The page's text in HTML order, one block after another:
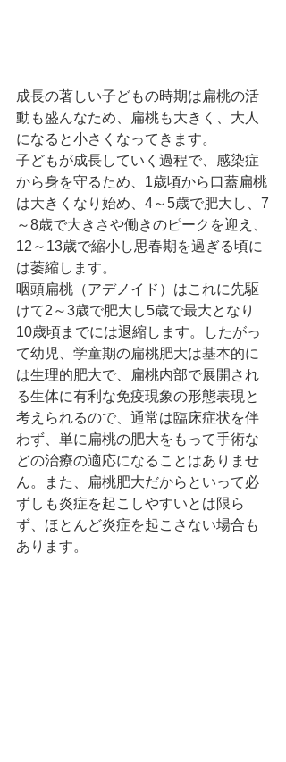
成長の著しい子どもの時期は扁桃の活
動も盛んなため、扁桃も大きく、大人
になると小さくなってきます。
子どもが成長していく過程で、感染症
から身を守るため、1歳頃から口蓋扁桃
は大きくなり始め、4～5歳で肥大し、7
～8歳で大きさや働きのピークを迎え、
12～13歳で縮小し思春期を過ぎる頃に
は萎縮します。
咽頭扁桃（アデノイド）はこれに先駆
けて2～3歳で肥大し5歳で最大となり
10歳頃までには退縮します。したがっ
て幼児、学童期の扁桃肥大は基本的に
は生理的肥大で、扁桃内部で展開され
る生体に有利な免疫現象の形態表現と
考えられるので、通常は臨床症状を伴
わず、単に扁桃の肥大をもって手術な
どの治療の適応になることはありませ
ん。また、扁桃肥大だからといって必
ずしも炎症を起こしやすいとは限ら
ず、ほとんど炎症を起こさない場合も
あります。